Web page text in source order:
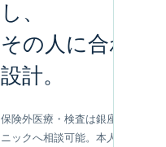
し、
その人に合わせ
設計。
保険外医療・検査は銀座こもれび
ニックへ相談可能。本人の目的や